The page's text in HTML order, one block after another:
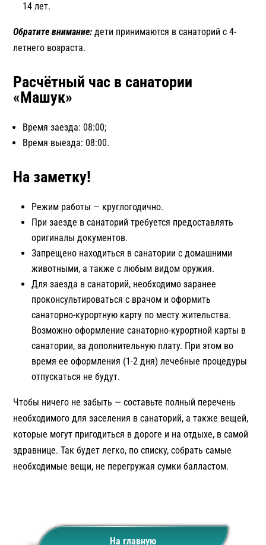
14 лет.
Обратите внимание: дети принимаются в санаторий с 4-
летнего возраста.
Расчётный час в санатории
«Машук»
Время заезда: 08:00;
Время выезда: 08:00.
На заметку!
Режим работы — круглогодично.
При заезде в санаторий требуется предоставлять
оригиналы документов.
Запрещено находиться в санатории с домашними
животными, а также с любым видом оружия.
Для заезда в санаторий, необходимо заранее
проконсультироваться с врачом и оформить
санаторно-курортную карту по месту жительства.
Возможно оформление санаторно-курортной карты в
санатории, за дополнительную плату. При этом во
время ее оформления (1-2 дня) лечебные процедуры
отпускаться не будут.
Чтобы ничего не забыть — составьте полный перечень
необходимого для заселения в санаторий, а также вещей,
которые могут пригодиться в дороге и на отдыхе, в самой
здравнице. Так будет легко, по списку, собрать самые
необходимые вещи, не перегружая сумки балластом.
На главную